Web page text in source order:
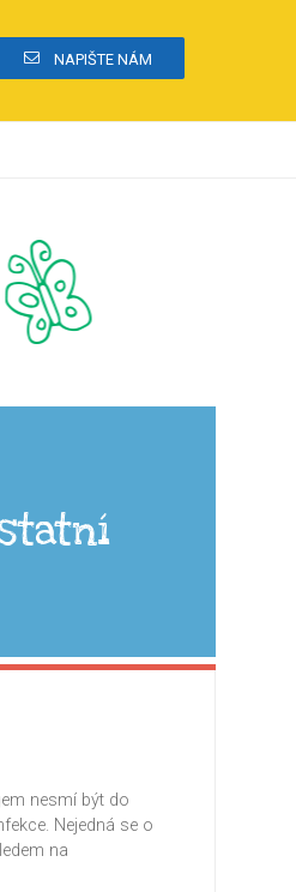
NAPIŠTE NÁM
nesmí být do
Nejedná se o
na